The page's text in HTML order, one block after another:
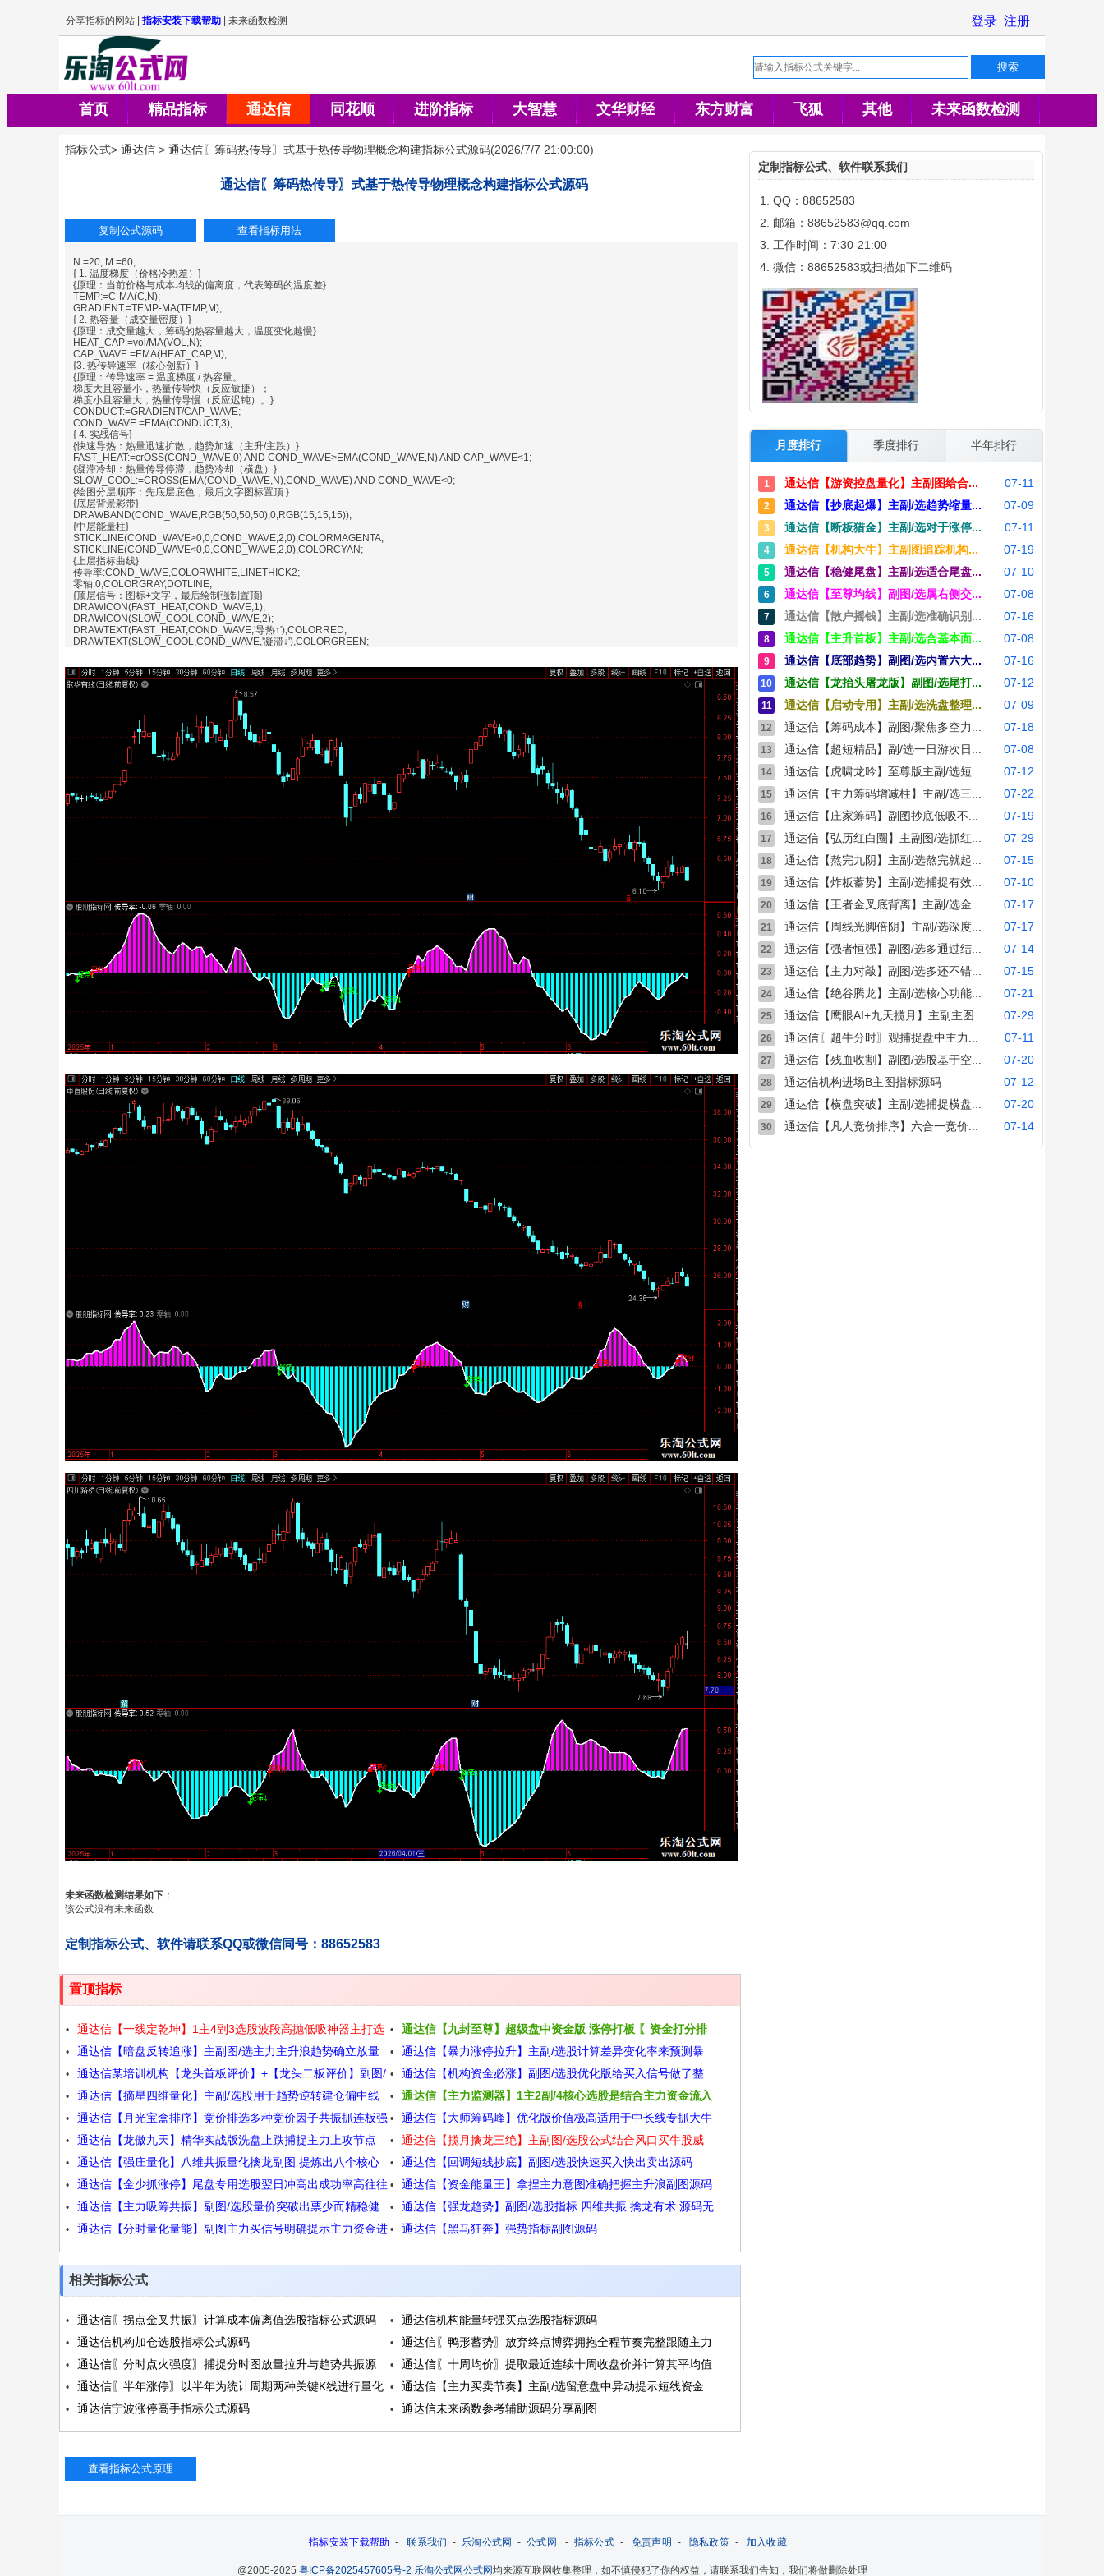
首页 精品指标 通达信 同花顺 进阶指标 大智慧 文华财经 东方财富 飞狐 其他 未来函数检测
指标公式> 通达信 > 通达信〖筹码热传导〗式基于热传导物理概念构建指标公式源码(2026/7/7 21:00:00)
通达信〖筹码热传导〗式基于热传导物理概念构建指标公式源码
N:=20; M:=60;
{ 1. 温度梯度（价格冷热差）}
{原理：当前价格与成本均线的偏离度，代表筹码的温度差}
TEMP:=C-MA(C,N);
GRADIENT:=TEMP-MA(TEMP,M);
{ 2. 热容量（成交量密度）}
{原理：成交量越大，筹码的热容量越大，温度变化越慢}
HEAT_CAP:=vol/MA(VOL,N);
CAP_WAVE:=EMA(HEAT_CAP,M);
{3. 热传导速率（核心创新）}
{原理：传导速率 = 温度梯度 / 热容量。
梯度大且容量小，热量传导快（反应敏捷）；
梯度小且容量大，热量传导慢（反应迟钝）。}
CONDUCT:=GRADIENT/CAP_WAVE;
COND_WAVE:=EMA(CONDUCT,3);
{ 4. 实战信号}
{快速导热：热量迅速扩散，趋势加速（主升/主跌）}
FAST_HEAT:=crOSS(COND_WAVE,0) AND COND_WAVE>EMA(COND_WAVE,N) AND CAP_WAVE<1;
{凝滞冷却：热量传导停滞，趋势冷却（横盘）}
SLOW_COOL:=CROSS(EMA(COND_WAVE,N),COND_WAVE) AND COND_WAVE<0;
{绘图分层顺序：先底层底色，最后文字图标置顶 }
{底层背景彩带}
DRAWBAND(COND_WAVE,RGB(50,50,50),0,RGB(15,15,15));
{中层能量柱}
STICKLINE(COND_WAVE>0,0,COND_WAVE,2,0),COLORMAGENTA;
STICKLINE(COND_WAVE<0,0,COND_WAVE,2,0),COLORCYAN;
{上层指标曲线}
传导率:COND_WAVE,COLORWHITE,LINETHICK2;
零轴:0,COLORGRAY,DOTLINE;
{顶层信号：图标+文字，最后绘制强制置顶}
DRAWICON(FAST_HEAT,COND_WAVE,1);
DRAWICON(SLOW_COOL,COND_WAVE,2);
DRAWTEXT(FAST_HEAT,COND_WAVE,'导热↑'),COLORRED;
DRAWTEXT(SLOW_COOL,COND_WAVE,'凝滞↓'),COLORGREEN;
未来函数检测结果如下 ：
该公式没有未来函数
定制指标公式、软件请联系QQ或微信同号：88652583
置顶指标
通达信【一线定乾坤】1主4副3选股波段高抛低吸神器主打选
强势股公式源码
通达信【九封至尊】超级盘中资金版 涨停打板 〖资金打分排
名〗 盘中尾盘专用源码
通达信【暗盘反转追涨】主副图/选主力主升浪趋势确立放量
突破起动点源码
通达信【暴力涨停拉升】主副/选股计算差异变化率来预测暴
力涨停拉升源码
通达信某培训机构【龙头首板评价】+【龙头二板评价】副图/
选股指标一板为定势 二源码
通达信【机构资金必涨】副图/选股优化版给买入信号做了整
理源码
通达信【摘星四维量化】主副/选股用于趋势逆转建仓偏中线
操作手机电脑通用源码
通达信【主力监测器】1主2副/4核心选股是结合主力资金流入
和个股走势转强源码
通达信【月光宝盒排序】竞价排选多种竞价因子共振抓连板强
势股源码
通达信【大师筹码峰】优化版价值极高适用于中长线专抓大牛
源码
通达信【龙傲九天】精华实战版洗盘止跌捕捉主力上攻节点
主副图/选股源码
通达信【揽月擒龙三绝】主副图/选股公式结合风口买牛股威
力无穷源码
通达信【强庄量化】八维共振量化擒龙副图 提炼出八个核心
的量化指标 源码
通达信【回调短线抄底】副图/选股快速买入快出卖出源码
通达信【金少抓涨停】尾盘专用选股翌日冲高出成功率高往往
能大赚小赔源码
通达信【资金能量王】拿捏主力意图准确把握主升浪副图源码
公式
通达信【主力吸筹共振】副图/选股量价突破出票少而精稳健
不追高源码
通达信【强龙趋势】副图/选股指标 四维共振 擒龙有术 源码无
未来源码
通达信【分时量化量能】副图主力买信号明确提示主力资金进
场源码
通达信【黑马狂奔】强势指标副图源码
相关指标公式
通达信〖拐点金叉共振〗计算成本偏离值选股指标公式源码
通达信机构能量转强买点选股指标源码
通达信机构加仓选股指标公式源码
通达信〖鸭形蓄势〗放弃终点博弈拥抱全程节奏完整跟随主力
三段论源码
通达信〖分时点火强度〗捕捉分时图放量拉升与趋势共振源
码
通达信〖十周均价〗提取最近连续十周收盘价并计算其平均值
源码
通达信〖半年涨停〗以半年为统计周期两种关键K线进行量化
评分源码
通达信【主力买卖节奏】主副/选留意盘中异动提示短线资金
进场源码
通达信宁波涨停高手指标公式源码 通达信未来函数参考辅助源码分享副图
定制指标公式、软件联系我们
QQ：88652583
邮箱：88652583@qq.com
工作时间：7:30-21:00
微信：88652583或扫描如下二维码
月度排行 季度排行 半年排行
1 通达信【游资控盘量化】主副图给合... 07-11
2 通达信【抄底起爆】主副/选趋势缩量... 07-09
3 通达信【断板猎金】主副/选对于涨停... 07-11
4 通达信【机构大牛】主副图追踪机构... 07-19
5 通达信【稳健尾盘】主副/选适合尾盘... 07-10
6 通达信【至尊均线】副图/选属右侧交... 07-08
7 通达信【散户摇钱】主副/选准确识别... 07-16
8 通达信【主升首板】主副/选合基本面... 07-08
9 通达信【底部趋势】副图/选内置六大... 07-16
10 通达信【龙抬头屠龙版】副图/选尾打... 07-12
11 通达信【启动专用】主副/选洗盘整理... 07-09
12 通达信【筹码成本】副图/聚焦多空力... 07-18
13 通达信【超短精品】副/选一日游次日... 07-08
14 通达信【虎啸龙吟】至尊版主副/选短... 07-12
15 通达信【主力筹码增减柱】主副/选三... 07-22
16 通达信【庄家筹码】副图抄底低吸不... 07-19
17 通达信【弘历红白圈】主副图/选抓红... 07-29
18 通达信【熬完九阴】主副/选熬完就起... 07-15
19 通达信【炸板蓄势】主副/选捕捉有效... 07-10
20 通达信【王者金叉底背离】主副/选金... 07-17
21 通达信【周线光脚倍阴】主副/选深度... 07-17
22 通达信【强者恒强】副图/选多通过结... 07-14
23 通达信【主力对敲】副图/选多还不错... 07-15
24 通达信【绝谷腾龙】主副/选核心功能... 07-21
25 通达信【鹰眼AI+九天揽月】主副主图... 07-29
26 通达信〖超牛分时〗观捕捉盘中主力... 07-11
27 通达信【残血收割】副图/选股基于空... 07-20
28 通达信机构进场B主图指标源码 07-12
29 通达信【横盘突破】主副/选捕捉横盘... 07-20
30 通达信【凡人竞价排序】六合一竞价... 07-14
指标安装下载帮助 -联系我们 - 乐淘公式网 -公式网 - 指标公式- 免责声明 - 隐私政策- 加入收藏
@2005-2025 粤ICP备2025457605号-2 乐淘公式网公式网均来源互联网收集整理，如不慎侵犯了你的权益，请联系我们告知，我们将做删除处理